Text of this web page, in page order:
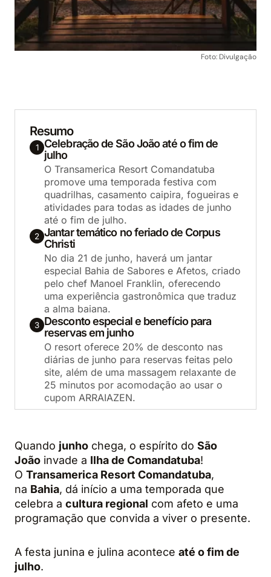
Foto: Divulgação
Resumo
1
Celebração de São João até o fim de
julho
O Transamerica Resort Comandatuba
promove uma temporada festiva com
quadrilhas, casamento caipira, fogueiras e
atividades para todas as idades de junho
até o fim de julho.
2 Jantar temático no feriado de Corpus
Christi
No dia 21 de junho, haverá um jantar
especial Bahia de Sabores e Afetos, criado
pelo chef Manoel Franklin, oferecendo
uma experiência gastronômica que traduz
a alma baiana.
3 Desconto especial e benefício para
reservas em junho
O resort oferece 20% de desconto nas
diárias de junho para reservas feitas pelo
site, além de uma massagem relaxante de
25 minutos por acomodação ao usar o
cupom ARRAIAZEN.
Quando junho chega, o espírito do São
João invade a Ilha de Comandatuba!
O Transamerica Resort Comandatuba,
na Bahia, dá início a uma temporada que
celebra a cultura regional com afeto e uma
programação que convida a viver o presente.
A festa junina e julina acontece até o fim de
julho.